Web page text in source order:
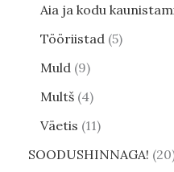
Aia ja kodu
Tööriistad 5
Muld 9
Multš 4
Väetis 11
SOODUSHINNAGA! 20